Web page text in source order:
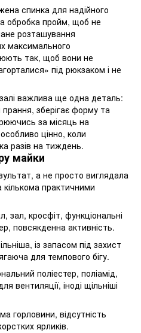
спинка для надійного
обробка пройм, щоб не
розташування
максимального
так, щоб вони не
під рюкзаком і не
важлива ще одна деталь:
зберігає форму та
за місяць на
цінно, коли
разів на тиждень.
майки
а не просто виглядала
кількома практичними
зал, кросфіт, функціональні
повсякденна активність.
із запасом під захист
для темпового бігу.
поліестер, поліамід,
вентиляції, іноді щільніші
горловини, відсутність
ярликів.